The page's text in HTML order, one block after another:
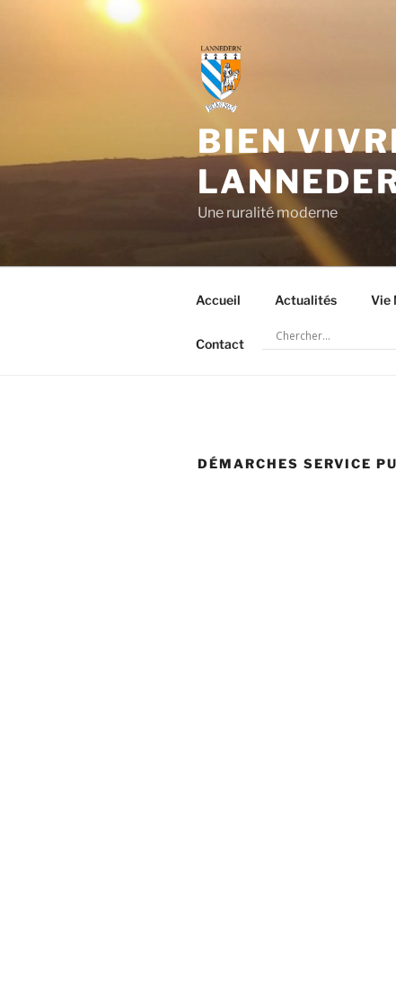
BIEN
Une ruralité moderne
Accueil Actualités Vie
Contact
DÉMARCHES SERVICE